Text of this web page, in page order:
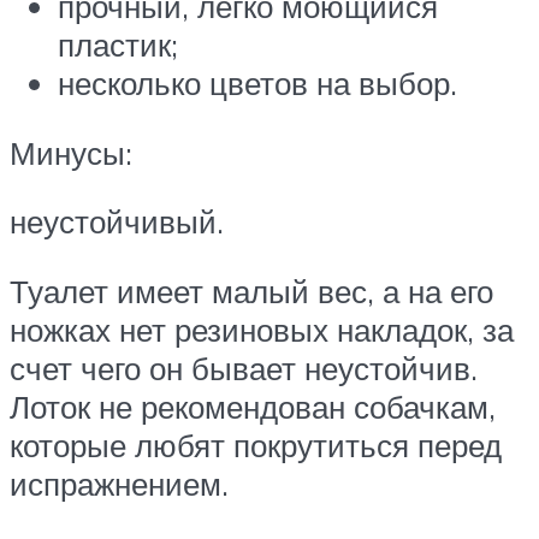
пластик;
несколько цветов на выбор.
Минусы:
неустойчивый.
Туалет имеет малый вес, а на его
ножках нет резиновых накладок, за
счет чего он бывает неустойчив.
Лоток не рекомендован собачкам,
которые любят покрутиться перед
испражнением.